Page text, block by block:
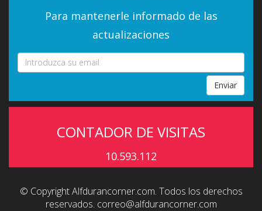
Para mantenerle informado de las
actualizaciones
Enviar
CONTADOR DE VISITAS
10.593.112
© Copyright Alfdurancorner.com. Todos los derechos
reservados. correo@alfdurancorner.com